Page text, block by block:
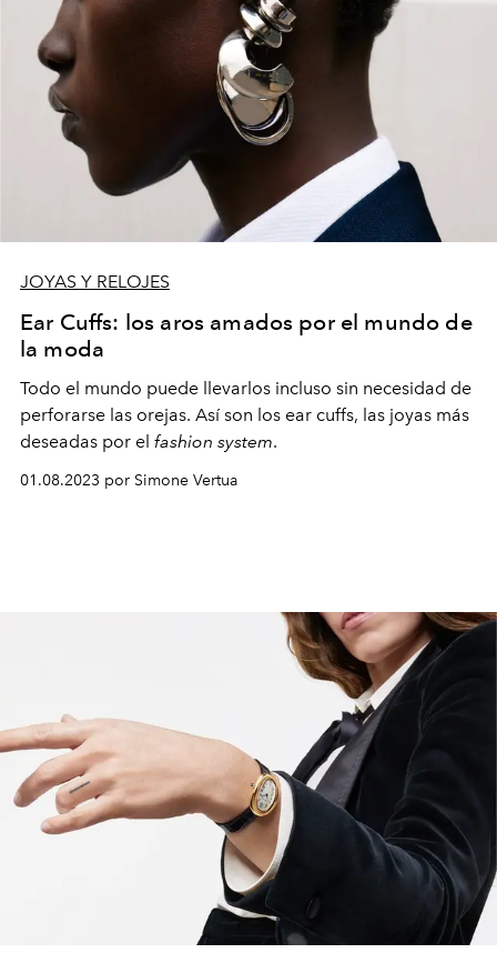
JOYAS Y RELOJES
Ear Cuffs: los aros amados por el mundo de
la moda
Todo el mundo puede llevarlos incluso sin necesidad de
perforarse las orejas. Así son los ear cuffs, las joyas más
deseadas por el fashion system.
01.08.2023 por Simone Vertua